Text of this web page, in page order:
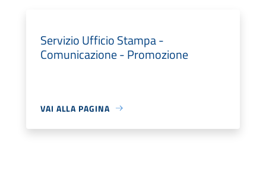
Servizio Ufficio Stampa -
Comunicazione - Promozione
VAI ALLA PAGINA